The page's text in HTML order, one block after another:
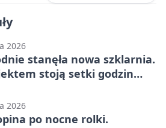
2026
stanęła nowa szklarnia.
stoją setki godzin
2026
po nocne rolki.